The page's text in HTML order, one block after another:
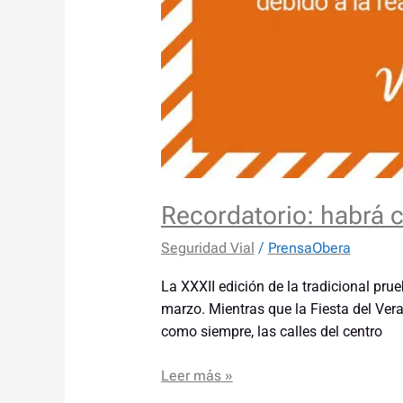
Recordatorio: habrá
Seguridad Vial / PrensaObera
La XXXII edición de la tradicional
marzo. Mientras que la Fiesta del
como siempre, las calles del centro
Leer más »